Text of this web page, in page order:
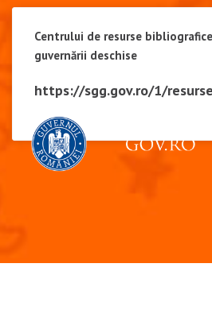
Centrului de resurse
guvernării deschise
https://sgg.gov.ro/1/